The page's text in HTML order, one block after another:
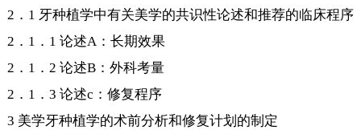
2．1 牙种植学中有关美学的共识性论述和推荐的临床程序
2．1．1 论述A：长期效果
2．1．2 论述B：外科考量
2．1．3 论述c：修复程序
3 美学牙种植学的术前分析和修复计划的制定